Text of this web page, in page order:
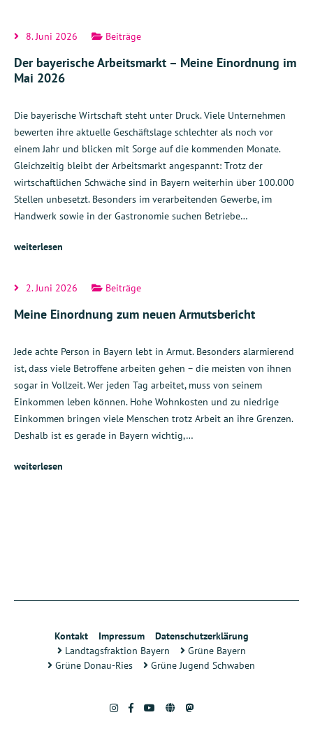
8. Juni 2026 Beiträge
Der bayerische Arbeitsmarkt – Meine Einordnung im
Mai 2026
Die bayerische Wirtschaft steht unter Druck. Viele Unternehmen
bewerten ihre aktuelle Geschäftslage schlechter als noch vor
einem Jahr und blicken mit Sorge auf die kommenden Monate.
Gleichzeitig bleibt der Arbeitsmarkt angespannt: Trotz der
wirtschaftlichen Schwäche sind in Bayern weiterhin über 100.000
Stellen unbesetzt. Besonders im verarbeitenden Gewerbe, im
Handwerk sowie in der Gastronomie suchen Betriebe…
weiterlesen
2. Juni 2026 Beiträge
Meine Einordnung zum neuen Armutsbericht
Jede achte Person in Bayern lebt in Armut. Besonders alarmierend
ist, dass viele Betroffene arbeiten gehen – die meisten von ihnen
sogar in Vollzeit. Wer jeden Tag arbeitet, muss von seinem
Einkommen leben können. Hohe Wohnkosten und zu niedrige
Einkommen bringen viele Menschen trotz Arbeit an ihre Grenzen.
Deshalb ist es gerade in Bayern wichtig,…
weiterlesen
Kontakt Impressum
Datenschutzerklärung
Landtagsfraktion Bayern
Grüne Bayern
Grüne Donau-Ries
Grüne Jugend Schwaben